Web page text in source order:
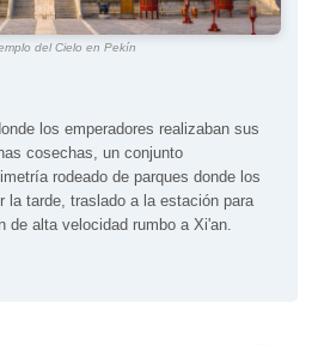
del Cielo en Pekín
los emperadores realizaban sus
cosechas, un conjunto
rodeado de parques donde los
la tarde, traslado a la estación para
de alta velocidad rumbo a Xi'an.